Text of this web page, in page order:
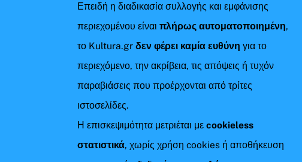
Επειδή η διαδικασία συλλογής και εμφάνισης
περιεχομένου είναιπλήρως αυτοματοποιημένη,
το Kultura.grδεν φέρει καμία ευθύνη για το
περιεχόμενο, την ακρίβεια, τις απόψεις ή τυχόν
παραβιάσεις που προέρχονται από τρίτες
ιστοσελίδες.
Η επισκεψιμότητα μετριέται μεcookieless
στατιστικά, χωρίς χρήση cookies ή αποθήκευση